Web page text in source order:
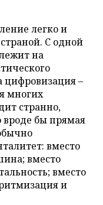
легко и
С одной
на
цифровизация –
многих
странно,
вроде бы прямая
вместо
вместо
вместо
и